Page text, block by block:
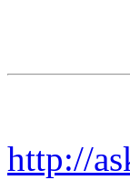
http://